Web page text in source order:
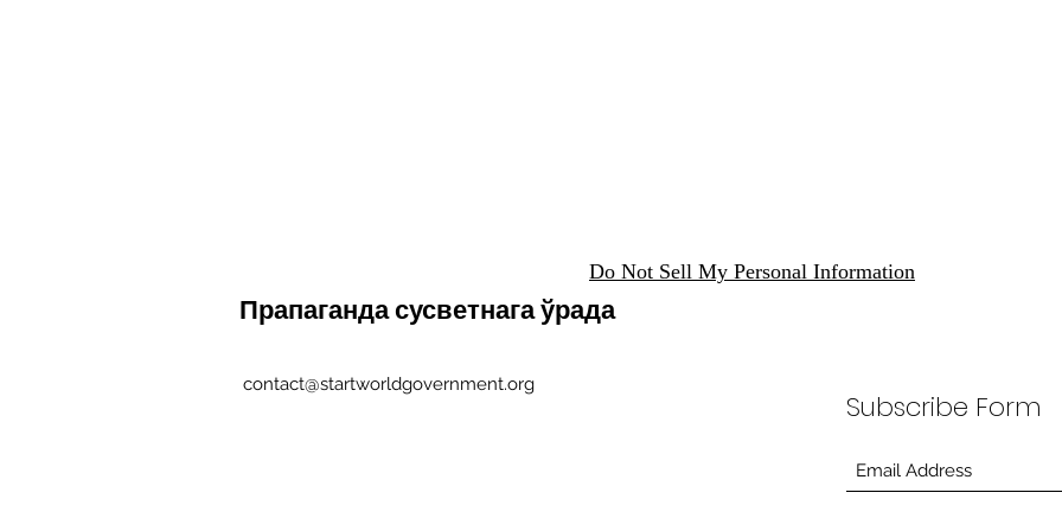
Do Not Sell My Personal Information
Прапаганда сусветнага ўрада
contact@startworldgovernment.org
Subscribe Form